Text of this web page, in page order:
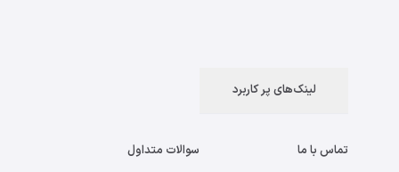
لینک‌های پر کاربرد
تماس با ما
سوالات متداول